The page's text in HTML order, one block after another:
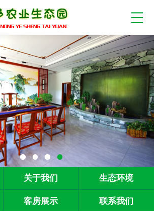
关于我们 生态环境
客房展示 联系我们